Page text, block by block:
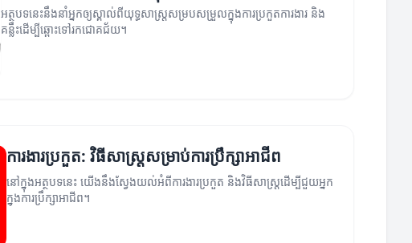
អត្ថបទនេះនឹងនាំអ្នកឲ្យស្គាល់ពីយុទ្ធសាស្ត្រសម្របសម្រួលក្នុងការប្រកួតការងារ និង
គន្លឹះដើម្បីឆ្ពោះទៅរកជោគជ័យ។
ការងារប្រកួត: វិធីសាស្ត្រសម្រាប់ការប្រឹក្សាអាជីព
នៅក្នុងអត្ថបទនេះ យើងនឹងស្វែងយល់អំពីការងារប្រកួត និងវិធីសាស្ត្រដើម្បីជួយអ្នក
ក្នុងការប្រឹក្សាអាជីព។